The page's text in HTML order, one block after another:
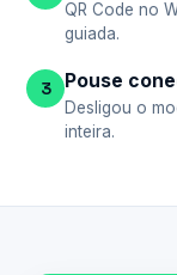
QR Code no
guiada.
3 Pouse
Desligou o
inteira.